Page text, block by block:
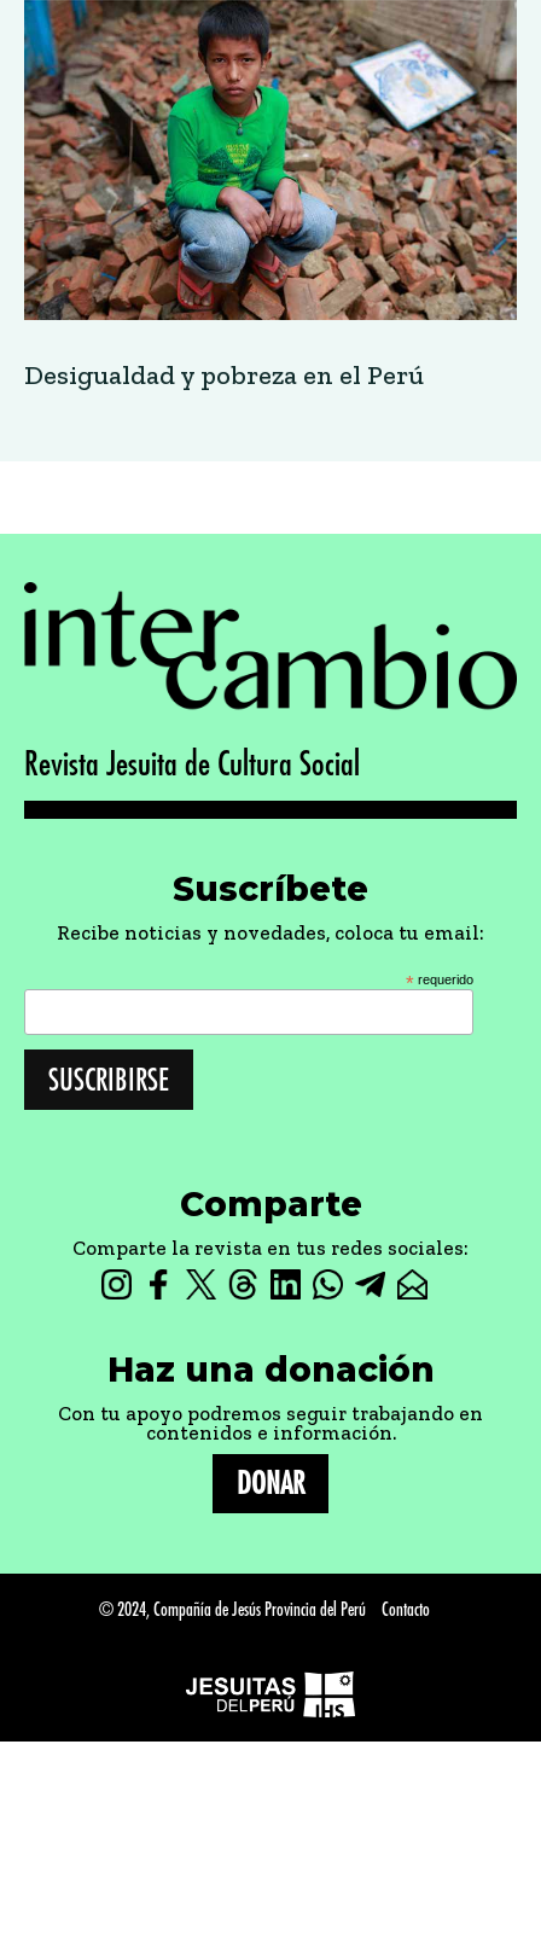
Desigualdad y pobreza en el Perú
Revista Jesuita de Cultura Social
Suscríbete
Recibe noticias y novedades, coloca tu email:
* requerido
Comparte
Comparte la revista en tus redes sociales:
Haz una donación
Con tu apoyo podremos seguir trabajando en
contenidos e información.
DONAR
© 2024, Compañía de Jesús Provincia del Perú Contacto